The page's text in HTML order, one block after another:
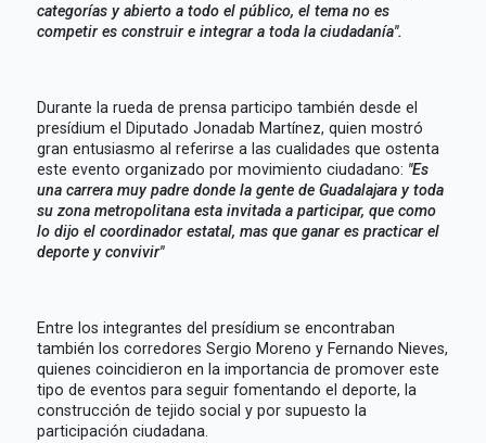
categorías y abierto a todo el público, el tema no es
competir es construir e integrar a toda la ciudadanía".
Durante la rueda de prensa participo también desde el
presídium el Diputado Jonadab Martínez, quien mostró
gran entusiasmo al referirse a las cualidades que ostenta
este evento organizado por movimiento ciudadano: "Es
una carrera muy padre donde la gente de Guadalajara y toda
su zona metropolitana esta invitada a participar, que como
lo dijo el coordinador estatal, mas que ganar es practicar el
deporte y convivir"
Entre los integrantes del presídium se encontraban
también los corredores Sergio Moreno y Fernando Nieves,
quienes coincidieron en la importancia de promover este
tipo de eventos para seguir fomentando el deporte, la
construcción de tejido social y por supuesto la
participación ciudadana.